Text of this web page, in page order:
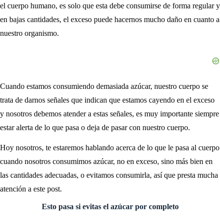
el cuerpo humano, es solo que esta debe consumirse de forma regular y
en bajas cantidades, el exceso puede hacernos mucho daño en cuanto a
nuestro organismo.
Cuando estamos consumiendo demasiada azúcar, nuestro cuerpo se
trata de darnos señales que indican que estamos cayendo en el exceso
y nosotros debemos atender a estas señales, es muy importante siempre
estar alerta de lo que pasa o deja de pasar con nuestro cuerpo.
Hoy nosotros, te estaremos hablando acerca de lo que le pasa al cuerpo
cuando nosotros consumimos azúcar, no en exceso, sino más bien en
las cantidades adecuadas, o evitamos consumirla, así que presta mucha
atención a este post.
Esto pasa si evitas el azúcar por completo